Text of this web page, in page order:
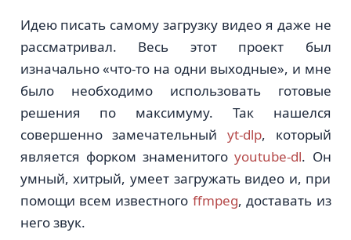
Идею писать самому загрузку видео я даже не
рассматривал. Весь этот проект был
изначально «что-то на одни выходные», и мне
было необходимо использовать готовые
решения по максимуму. Так нашелся
совершенно замечательный yt-dlp, который
является форком знаменитогоyoutube-dl. Он
умный, хитрый, умеет загружать видео и, при
помощи всем известного ffmpeg, доставать из
него звук.